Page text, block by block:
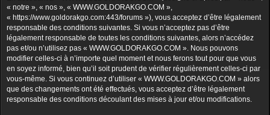
c
h
e
r
« notre », « nos », « WWW.GOLDORAKGO.COM »,
« https://www.goldorakgo.com:443/forums »), vous acceptez d’être légalement
responsable des conditions suivantes. Si vous n’acceptez pas d’être
légalement responsable de toutes les conditions suivantes, alors n’accédez
pas et/ou n’utilisez pas « WWW.GOLDORAKGO.COM ». Nous pouvons
modifier celles-ci à n’importe quel moment et nous ferons tout pour que vous
en soyez informé, bien qu’il soit prudent de vérifier régulièrement celles-ci par
vous-même. Si vous continuez d’utiliser « WWW.GOLDORAKGO.COM » alors
que des changements ont été effectués, vous acceptez d’être légalement
responsable des conditions découlant des mises à jour et/ou modifications.